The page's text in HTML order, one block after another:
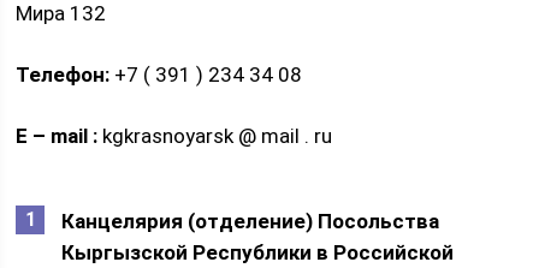
Мира 132
Телефон: +7 ( 391 ) 234 34 08
E – mail : kgkrasnoyarsk @ mail . ru
Канцелярия (отделение) Посольства
Кыргызской Республики в Российской